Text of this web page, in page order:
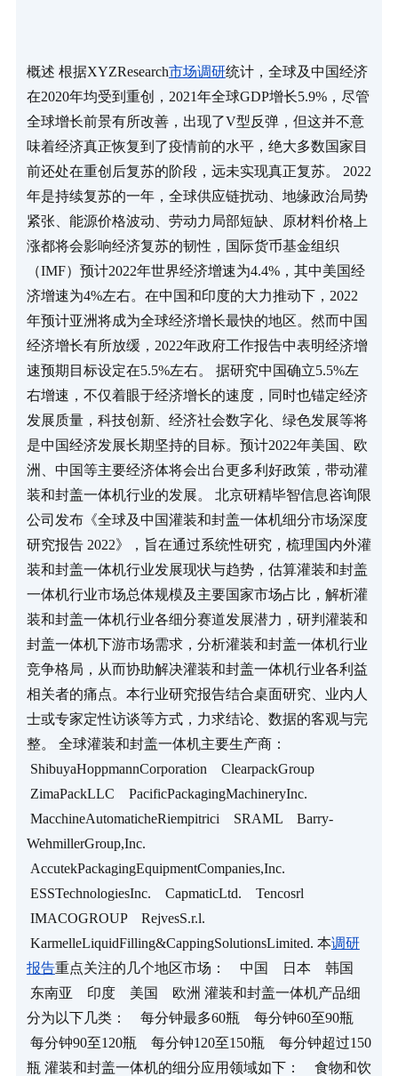
概述 根据XYZResearch市场调研统计，全球及中国经济
在2020年均受到重创，2021年全球GDP增长5.9%，尽管
全球增长前景有所改善，出现了V型反弹，但这并不意
味着经济真正恢复到了疫情前的水平，绝大多数国家目
前还处在重创后复苏的阶段，远未实现真正复苏。 2022
年是持续复苏的一年，全球供应链扰动、地缘政治局势
紧张、能源价格波动、劳动力局部短缺、原材料价格上
涨都将会影响经济复苏的韧性，国际货币基金组织
（IMF）预计2022年世界经济增速为4.4%，其中美国经
济增速为4%左右。在中国和印度的大力推动下，2022
年预计亚洲将成为全球经济增长最快的地区。然而中国
经济增长有所放缓，2022年政府工作报告中表明经济增
速预期目标设定在5.5%左右。 据研究中国确立5.5%左
右增速，不仅着眼于经济增长的速度，同时也锚定经济
发展质量，科技创新、经济社会数字化、绿色发展等将
是中国经济发展长期坚持的目标。预计2022年美国、欧
洲、中国等主要经济体将会出台更多利好政策，带动灌
装和封盖一体机行业的发展。 北京研精毕智信息咨询限
公司发布《全球及中国灌装和封盖一体机细分市场深度
研究报告 2022》，旨在通过系统性研究，梳理国内外灌
装和封盖一体机行业发展现状与趋势，估算灌装和封盖
一体机行业市场总体规模及主要国家市场占比，解析灌
装和封盖一体机行业各细分赛道发展潜力，研判灌装和
封盖一体机下游市场需求，分析灌装和封盖一体机行业
竞争格局，从而协助解决灌装和封盖一体机行业各利益
相关者的痛点。本行业研究报告结合桌面研究、业内人
士或专家定性访谈等方式，力求结论、数据的客观与完
整。 全球灌装和封盖一体机主要生产商：
ShibuyaHoppmannCorporation    ClearpackGroup
ZimaPackLLC    PacificPackagingMachineryInc.
MacchineAutomaticheRiempitrici    SRAML    Barry-
WehmillerGroup,Inc.
AccutekPackagingEquipmentCompanies,Inc.
ESSTechnologiesInc.    CapmaticLtd.    Tencosrl
IMACOGROUP    RejvesS.r.l.
KarmelleLiquidFilling&CappingSolutionsLimited. 本调研
报告重点关注的几个地区市场：    中国    日本    韩国
东南亚    印度    美国    欧洲 灌装和封盖一体机产品细
分为以下几类：    每分钟最多60瓶    每分钟60至90瓶
每分钟90至120瓶    每分钟120至150瓶    每分钟超过150
瓶 灌装和封盖一体机的细分应用领域如下：    食物和饮